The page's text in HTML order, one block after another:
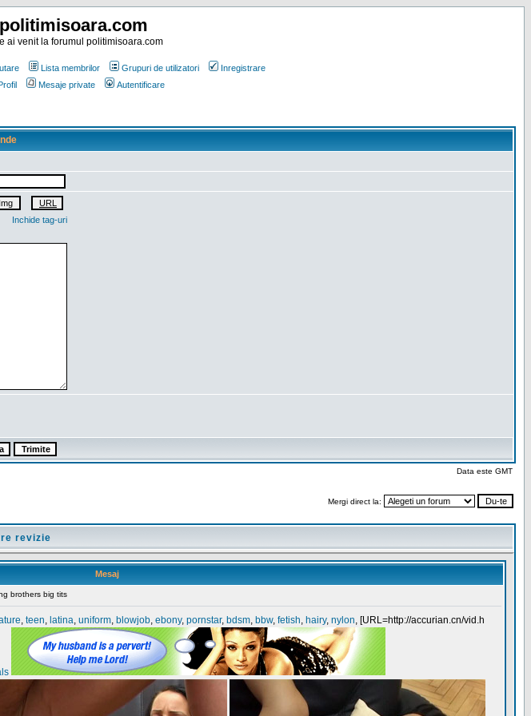
politimisoara.com
ai venit la forumul politimisoara.com
Lista membrilor Grupuri de utilizatori
Inregistrare
Mesaje private Autentificare
Inchide tag-uri
Data este GMT
Mergi direct la:
revizie